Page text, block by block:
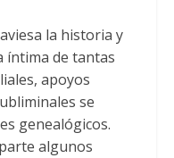
la historia y
íntima de tantas
apoyos
se
genealógicos.
algunos